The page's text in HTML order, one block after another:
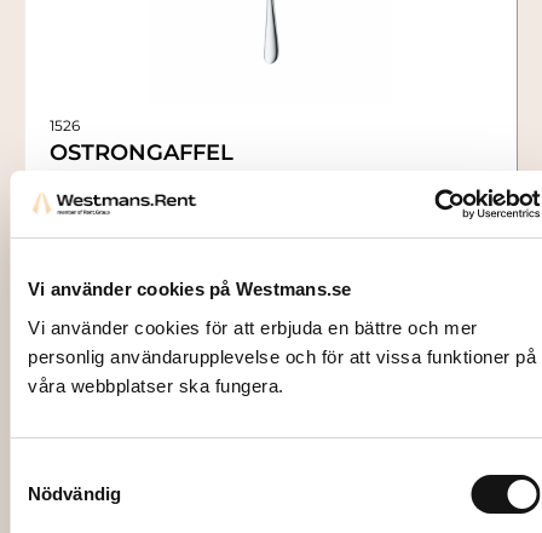
Vi använder cookies på Westmans.se
Vi använder cookies för att erbjuda en bättre och mer
personlig användarupplevelse och för att vissa funktioner på
våra webbplatser ska fungera.
Nödvändig
1526
OSTRONGAFFEL
5,00kr
Lägg till i varukorg